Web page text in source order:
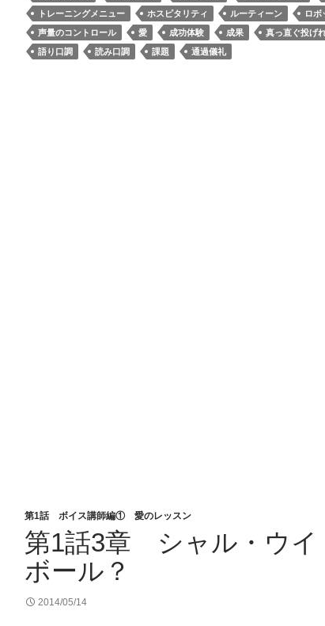
トレーニングメニュー
ホスピタリティ ルーティーン ロボ
声量のコントロール
愛 成功体験 成果
真っ直ぐ投げ
語り口調
読み口調 課題 通過儀礼
第1話 ボイス講師編① 愛のレッスン
第1話3章 シャル・ウイ
ボール？
2014/05/14